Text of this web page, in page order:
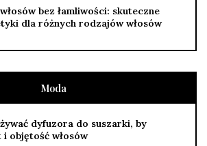
bez łamliwości: skuteczne
dla różnych rodzajów włosów
Moda
dyfuzora do suszarki, by
objętość włosów